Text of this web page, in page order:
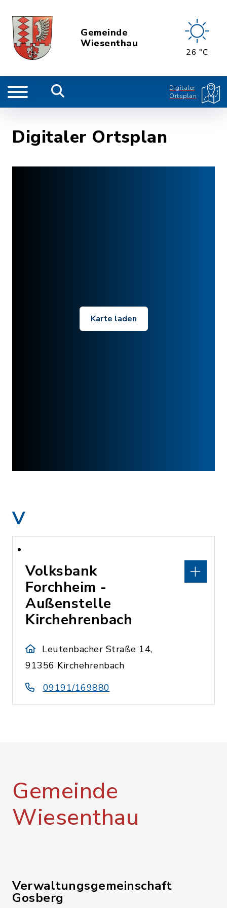
Gemeinde
Wiesenthau
26 °C
Digitaler
Ortsplan
Digitaler Ortsplan
Karte laden
V
Volksbank
Forchheim -
Außenstelle
Kirchehrenbach
Leutenbacher Straße 14,
91356 Kirchehrenbach
09191/169880
Gemeinde
Wiesenthau
Verwaltungsgemeinschaft
Gosberg